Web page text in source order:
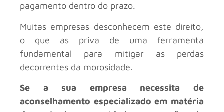
pagamento dentro do prazo.
Muitas empresas desconhecem este direito,
o que as priva de uma ferramenta
fundamental para mitigar as perdas
decorrentes da morosidade.
Se a sua empresa necessita de
aconselhamento especializado em matéria